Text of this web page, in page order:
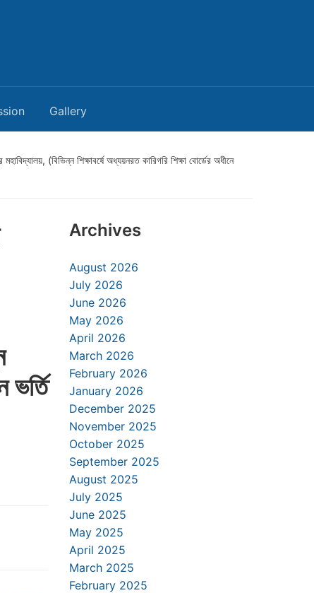
Gallery
(বিভিন্ন শিক্ষাবর্ষে অধ্যয়নরত কারিগরি শিক্ষা বোর্ডের অধীনে
ভর্তি
Archives
August 2026
July 2026
June 2026
May 2026
April 2026
March 2026
February 2026
January 2026
December 2025
November 2025
October 2025
September 2025
August 2025
July 2025
June 2025
May 2025
April 2025
March 2025
February 2025